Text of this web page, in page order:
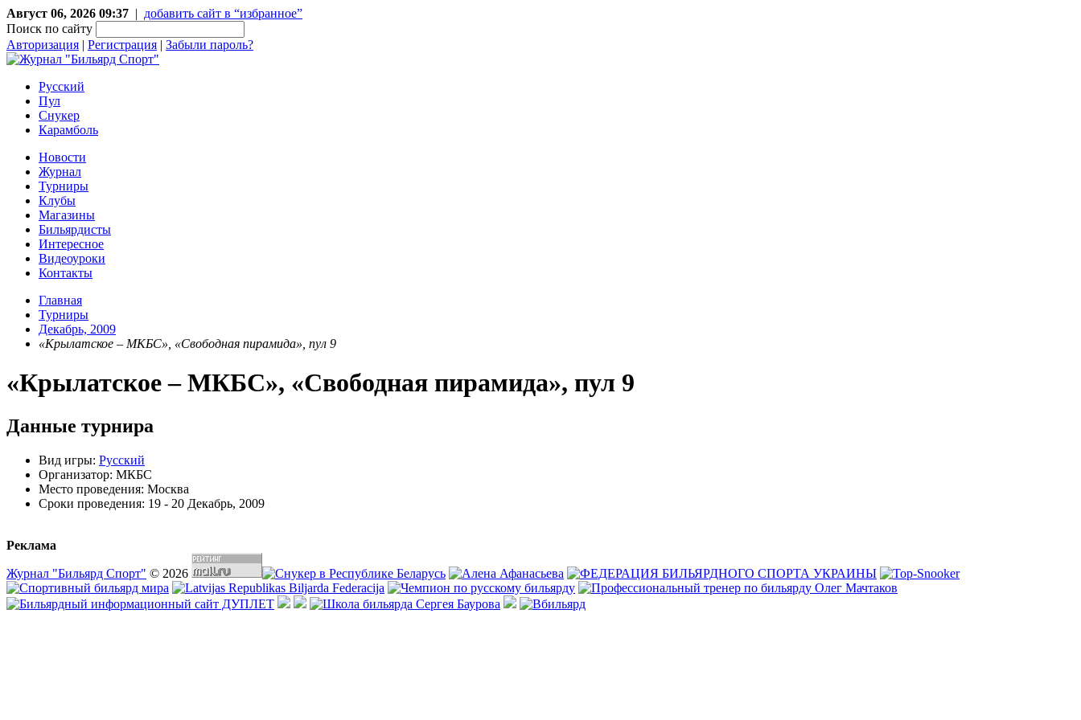
Август 06, 2026 09:37 | добавить сайт в “избранное”
Поиск по сайту
Авторизация | Регистрация | Забыли пароль?
Русский
Пул
Снукер
Карамболь
Новости
Журнал
Турниры
Клубы
Магазины
Бильярдисты
Интересное
Видеоуроки
Контакты
Главная
Турниры
Декабрь, 2009
«Крылатское – МКБС», «Свободная пирамида», пул 9
«Крылатское – МКБС», «Свободная пирамида», пул 9
Данные турнира
Вид игры: Русский
Организатор: МКБС
Место проведения: Москва
Сроки проведения: 19 - 20 Декабрь, 2009
Реклама
Журнал "Бильярд Спорт" © 2026